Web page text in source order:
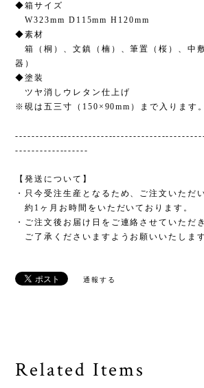
◆箱サイズ
W323mm D115mm H120mm
◆素材
箱（桐）、文鎮（楠）、筆置（桜）、中
器）
◆塗装
ツヤ消しウレタン仕上げ
※硯は五三寸（150×90mm）まで入ります。
------------------
【発送について】
・只今受注生産となるため、ご注文いただ
約1ヶ月お時間をいただいております。
・ご注文後お届け日をご連絡させていただ
ご了承くださいますようお願いいたします
通報する
Related Items